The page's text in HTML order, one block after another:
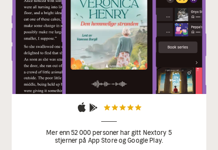
Mer enn 52 000 personer har gitt Nextory 5
stjerner på App Store og Google Play.